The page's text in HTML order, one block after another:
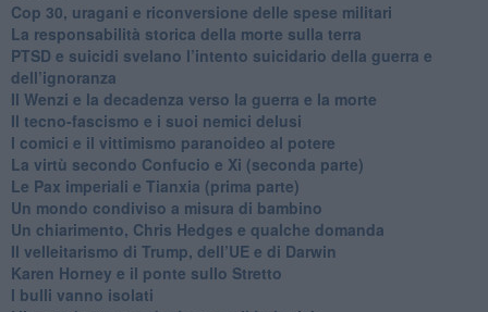
​Cop 30, uragani e riconversione delle spese militari
La responsabilità storica della morte sulla terra
PTSD e suicidi svelano l’intento suicidario della guerra e
dell’ignoranza
Il Wenzi e la decadenza verso la guerra e la morte
​Il tecno-fascismo e i suoi nemici delusi
​I comici e il vittimismo paranoideo al potere
​La virtù secondo Confucio e Xi (seconda parte)
Le Pax imperiali e Tianxia (prima parte)
Un mondo condiviso a misura di bambino
​Un chiarimento, Chris Hedges e qualche domanda
Il velleitarismo di Trump, dell’UE e di Darwin
​Karen Horney e il ponte sullo Stretto
​I bulli vanno isolati